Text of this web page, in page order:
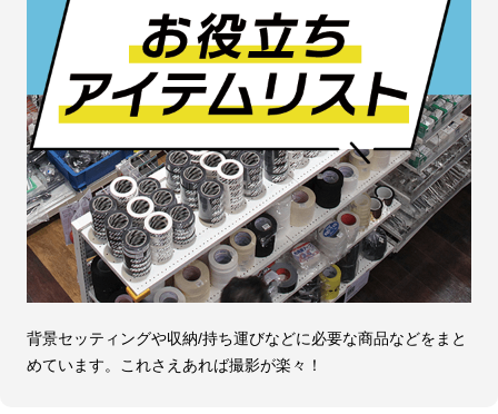
背景セッティングや収納/持ち運びなどに必要な商品などをまと
めています。これさえあれば撮影が楽々！